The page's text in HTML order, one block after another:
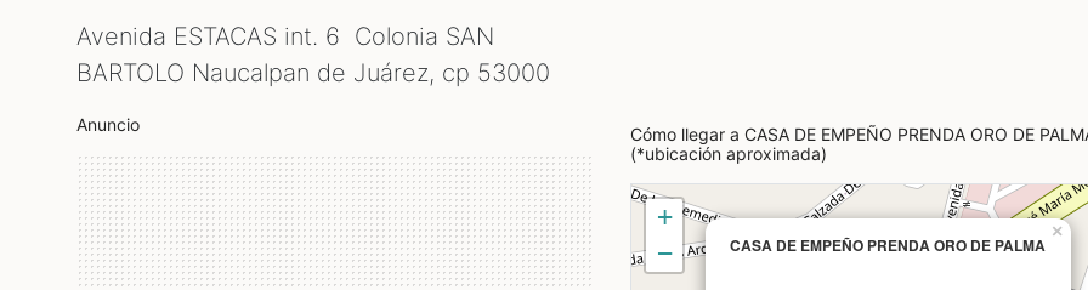
Avenida ESTACAS int. 6 Colonia SAN
BARTOLO Naucalpan de Juárez, cp 53000
Anuncio
Cómo llegar a CASA DE EMPEÑO PRENDA ORO DE
(*ubicación aproximada)
CASA DE EMPEÑO PRENDA ORO DE PALMA
×
+
−